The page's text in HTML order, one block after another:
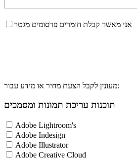
אני מאשר קבלת חומרים פרסומים מגטר
מעונין לקבל הצעת מחיר או מידע עבור:
תוכנות עריכת תמונות ומסמכים
Adobe Lightroom's
Adobe Indesign
Adobe Illustrator
Adobe Creative Cloud